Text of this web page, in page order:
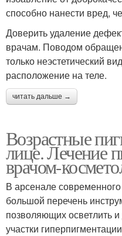
способно нанести вред,
Доверить удаление
врачам. Поводом
только неэстетический
расположение на теле.
читать дальше →
Возрастные
лице. Лечение
врачом-
В арсенале современного
большой перечень
позволяющих осветлить
участки